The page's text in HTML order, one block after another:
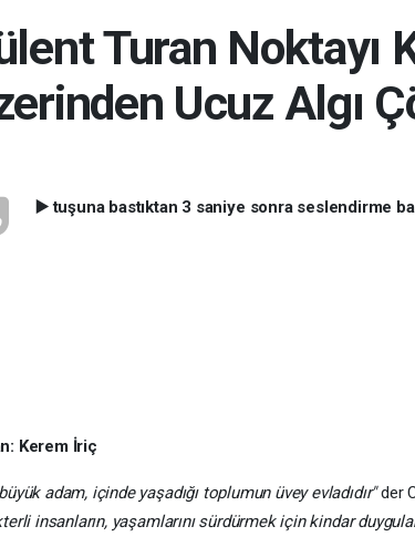
Turan Noktayı
Ucuz Algı
▶️ tuşuna bastıktan 3 saniye sonra seslendirme
Kerem İriç
adam, içinde yaşadığı toplumun üvey evladıdır"der
insanların, yaşamlarını sürdürmek için kindar